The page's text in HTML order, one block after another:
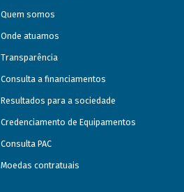
Quem somos
Onde atuamos
Transparência
Consulta a financiamentos
Resultados para a sociedade
Credenciamento de Equipamentos
Consulta PAC
Moedas contratuais